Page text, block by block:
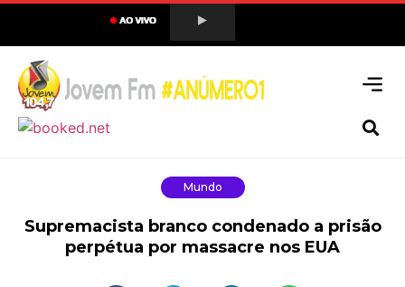
Mundo
Supremacista branco condenado a prisão
perpétua por massacre nos EUA